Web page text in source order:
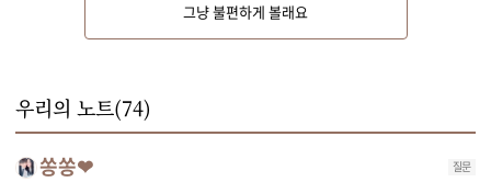
냄비에 버터와 양파, 대파를 넣고 2분 정도 볶다가 감자를 넣고 약간의 소금, 후
추를 뿌려 볶아주세요.
그냥 불편하게 볼래요
우리의 노트(74)
쏭쏭❤ 질문